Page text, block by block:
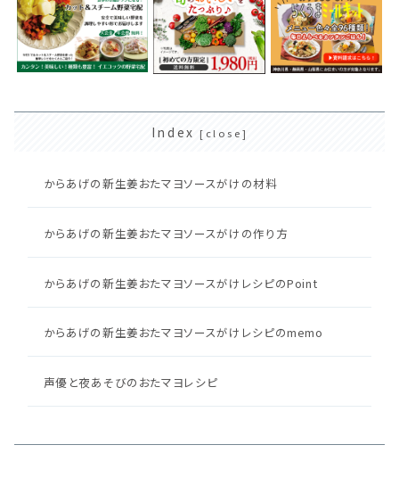
Index
からあげの新生姜おたマヨソースがけの材料
からあげの新生姜おたマヨソースがけの作り方
からあげの新生姜おたマヨソースがけレシピのPoint
からあげの新生姜おたマヨソースがけレシピのmemo
声優と夜あそびのおたマヨレシピ